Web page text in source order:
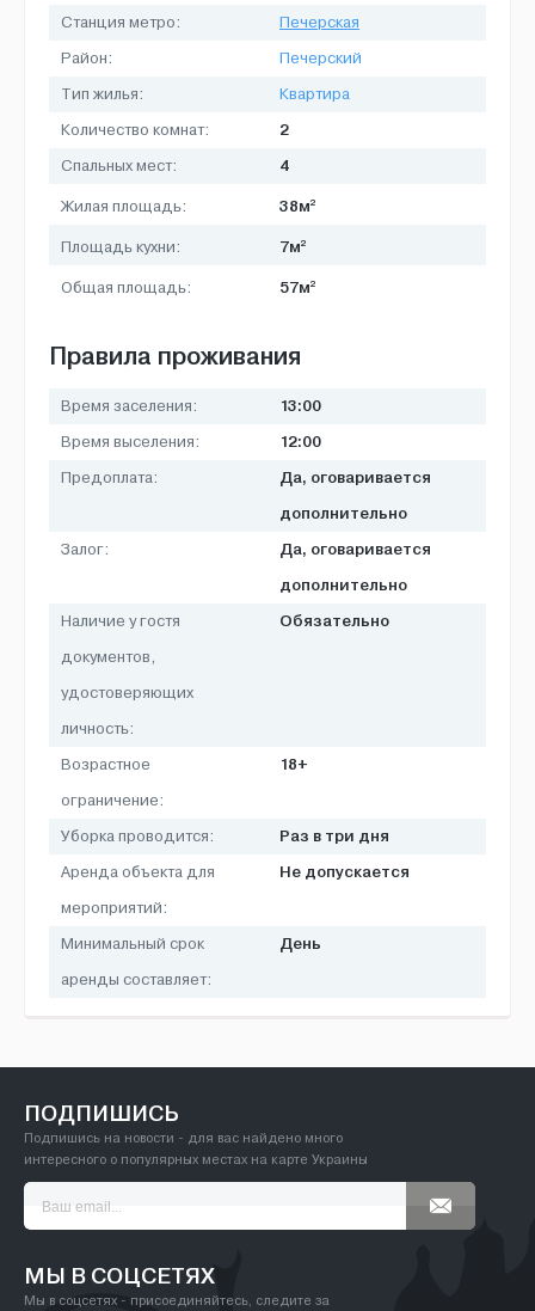
Станция метро:
Печерская
Район:
Печерский
Тип жилья:
Квартира
Количество комнат:
2
Спальных мест: 4
Жилая площадь: 38м2
Площадь кухни: 7м2
Общая площадь: 57м2
Правила проживания
Время заселения: 13:00
Время выселения: 12:00
Предоплата:
Да, оговаривается
дополнительно
Залог:
Да, оговаривается
дополнительно
Наличие у гостя
документов,
удостоверяющих
личность:
Обязательно
Возрастное
ограничение:
18+
Уборка проводится: Раз в три дня
Аренда объекта для
мероприятий:
Не допускается
Минимальный срок
аренды составляет:
День
ПОДПИШИСЬ
Подпишись на новости - для вас найдено много
интересного о популярных местах на карте Украины
МЫ В СОЦСЕТЯХ
Мы в соцсетях - присоединяйтесь, следите за